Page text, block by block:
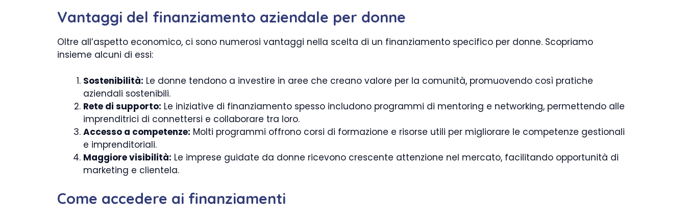
Vantaggi del finanziamento aziendale per donne
Oltre all’aspetto economico, ci sono numerosi vantaggi nella scelta di un finanziamento specifico per donne. Scopriamo
insieme alcuni di essi:
Sostenibilità: Le donne tendono a investire in aree che creano valore per la comunità, promuovendo così pratiche
aziendali sostenibili.
Rete di supporto: Le iniziative di finanziamento spesso includono programmi di mentoring e networking, permettendo alle
imprenditrici di connettersi e collaborare tra loro.
Accesso a competenze: Molti programmi offrono corsi di formazione e risorse utili per migliorare le competenze gestionali
e imprenditoriali.
Maggiore visibilità: Le imprese guidate da donne ricevono crescente attenzione nel mercato, facilitando opportunità di
marketing e clientela.
Come accedere ai finanziamenti